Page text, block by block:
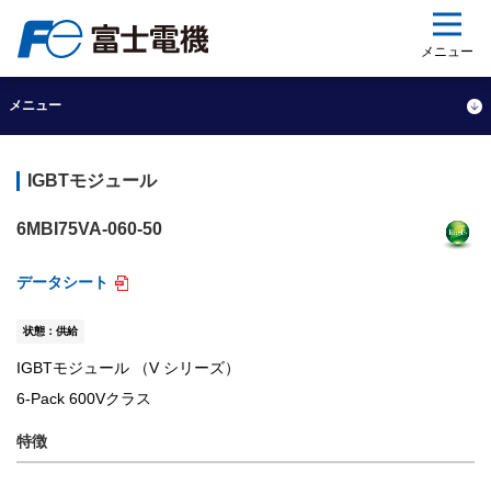
メニュー
メニュー
IGBTモジュール
6MBI75VA-060-50
データシート
状態：供給
IGBTモジュール （V シリーズ）
6-Pack 600Vクラス
特徴